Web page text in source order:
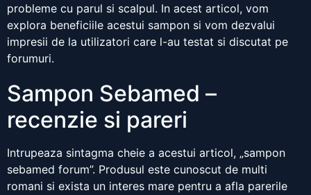
probleme cu parul si scalpul. In acest articol, vom
explora beneficiile acestui sampon si vom dezvalui
impresii de la utilizatori care l-au testat si discutat pe
forumuri.
Sampon Sebamed –
recenzie si pareri
Intrupeaza sintagma cheie a acestui articol, „sampon
sebamed forum”. Produsul este cunoscut de multi
romani si exista un interes mare pentru a afla parerile